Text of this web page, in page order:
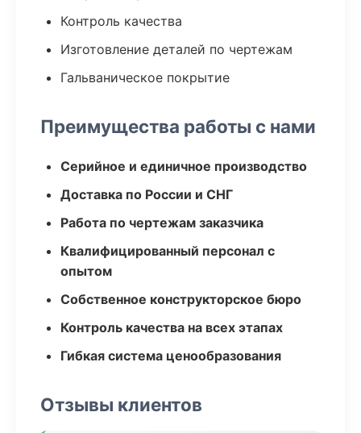
Контроль качества
Изготовление деталей по чертежам
Гальваническое покрытие
Преимущества работы с нами
Серийное и единичное производство
Доставка по России и СНГ
Работа по чертежам заказчика
Квалифицированный персонал с
опытом
Собственное конструкторское бюро
Контроль качества на всех этапах
Гибкая система ценообразования
Отзывы клиентов